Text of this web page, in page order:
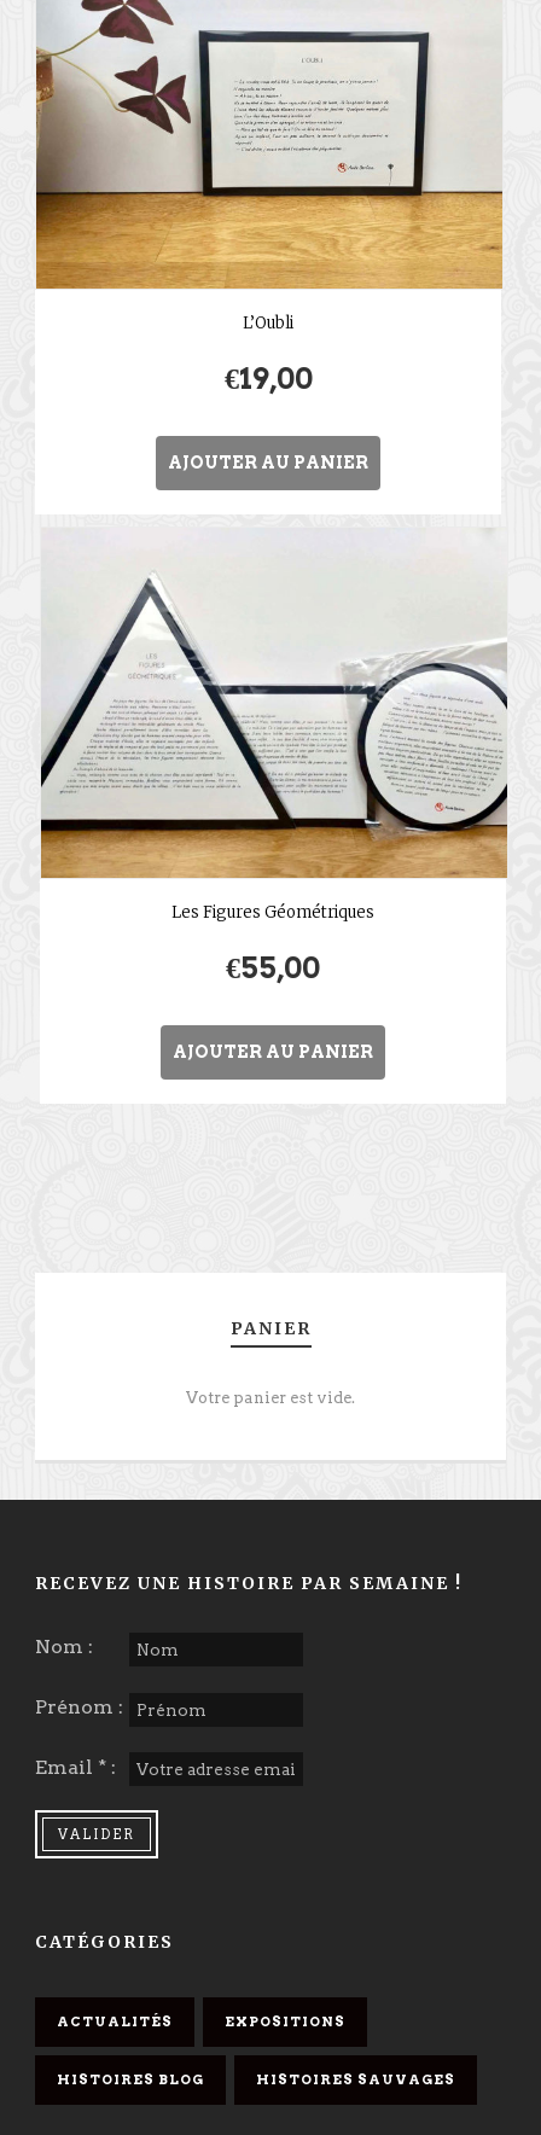
L’Oubli
€19,00
AJOUTER AU PANIER
Les Figures Géométriques
€55,00
AJOUTER AU PANIER
PANIER
Votre panier est vide.
RECEVEZ UNE HISTOIRE PAR SEMAINE !
Nom :
Prénom :
Email * :
CATÉGORIES
ACTUALITÉS EXPOSITIONS
HISTOIRES BLOG HISTOIRES SAUVAGES